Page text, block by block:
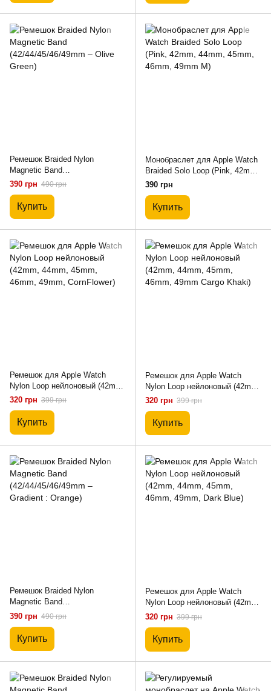
Ремешок Braided Nylon
Magnetic Band
(42/44/45/46/49mm – Olive
390 грн 490 грн
Купить
Монобраслет для Apple Watch
Braided Solo Loop (Pink, 42mm,
44mm, 45mm, 46mm, 49mm M)
390 грн
Купить
Ремешок для Apple Watch
Nylon Loop нейлоновый (42mm,
44mm, 45mm, 46mm, 49mm,
320 грн 399 грн
Купить
Ремешок для Apple Watch
Nylon Loop нейлоновый (42mm,
44mm, 45mm, 46mm, 49mm
320 грн 399 грн
Купить
Ремешок Braided Nylon
Magnetic Band
(42/44/45/46/49mm – Gradient :
Orange)
390 грн 490 грн
Купить
Ремешок для Apple Watch
Nylon Loop нейлоновый (42mm,
44mm, 45mm, 46mm, 49mm,
Dark Blue)
320 грн 399 грн
Купить